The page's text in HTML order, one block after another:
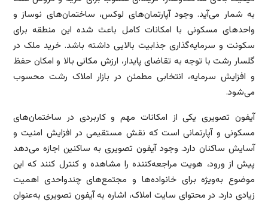
به شمار می‌آید. وجود آپارتمان‌های لوکس، ساختمان‌های نوساز و
واحدهای مسکونی با امکانات کامل باعث شده این منطقه برای
سکونت و سرمایه‌گذاری جذابیت بالایی داشته باشد. خرید ملک در
گلسار رشت با توجه به تقاضای پایدار، ارزش مکانی بالا و امکان حفظ
و افزایش سرمایه، انتخابی مطمئن در بازار املاک رشت محسوب
می‌شود.
آیفون تصویری یکی از امکانات مهم و کاربردی در ساختمان‌های
مسکونی و آپارتمانی است که نقش مستقیمی در افزایش امنیت و
آسایش ساکنان دارد. وجود آیفون تصویری به ساکنین اجازه می‌دهد
پیش از ورود، هویت مراجعه‌کننده را مشاهده و کنترل کنند که این
موضوع به‌ویژه برای خانواده‌ها و مجتمع‌های چندواحدی اهمیت
زیادی دارد. در محتوای سایت املاک، اشاره به آیفون تصویری به‌عنوان